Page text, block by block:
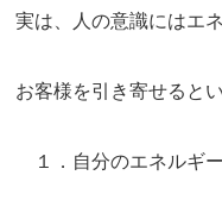
実は、人の意識にはエ
お客様を引き寄せると
１．自分のエネルギ